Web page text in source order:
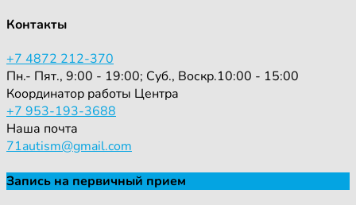
Контакты
+7 4872 212-370
Пн.- Пят., 9:00 - 19:00; Суб., Воскр.10:00 - 15:00
Координатор работы Центра
+7 953-193-3688
Наша почта
71autism@gmail.com
Запись на первичный прием